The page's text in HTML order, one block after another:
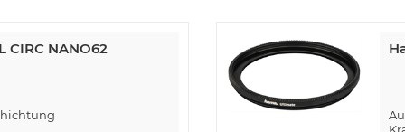
CIRC NANO62